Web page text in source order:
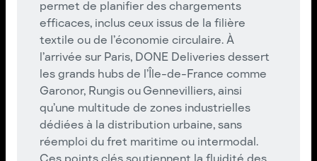
permet de planifier des chargements
efficaces, inclus ceux issus de la filière
textile ou de l’économie circulaire. À
l’arrivée sur Paris, DONE Deliveries dessert
les grands hubs de l’Île-de-France comme
Garonor, Rungis ou Gennevilliers, ainsi
qu’une multitude de zones industrielles
dédiées à la distribution urbaine, sans
réemploi du fret maritime ou intermodal.